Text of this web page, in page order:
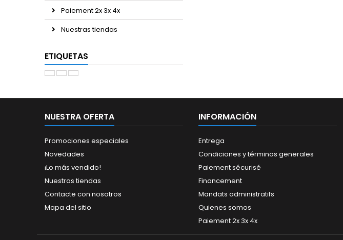
Paiement 2x 3x 4x
Nuestras tiendas
ETIQUETAS
NUESTRA OFERTA
Promociones especiales
Novedades
¡Lo más vendido!
Nuestras tiendas
Contacte con nosotros
Mapa del sitio
INFORMACIÓN
Entrega
Condiciones y términos generales
Paiement sécurisé
Financement
Mandats administratifs
Quienes somos
Paiement 2x 3x 4x